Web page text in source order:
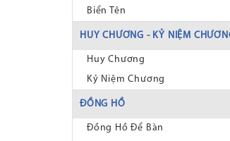
Biển Tên
HUY CHƯƠNG - KỶ NIỆM
Huy Chương
Kỷ Niệm Chương
ĐỒNG HỒ
Đồng Hồ Để Bàn